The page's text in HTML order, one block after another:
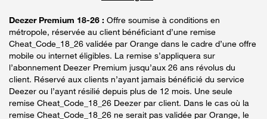
Deezer Premium 18-26 : Offre soumise à conditions en
métropole, réservée au client bénéficiant d’une remise
Cheat_Code_18_26 validée par Orange dans le cadre d’une offre
mobile ou internet éligibles. La remise s’appliquera sur
l’abonnement Deezer Premium jusqu’aux 26 ans révolus du
client. Réservé aux clients n’ayant jamais bénéficié du service
Deezer ou l’ayant résilié depuis plus de 12 mois. Une seule
remise Cheat_Code_18_26 Deezer par client. Dans le cas où la
remise Cheat_Code_18_26 ne serait pas validée par Orange, le